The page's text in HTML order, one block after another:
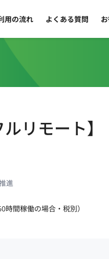
用の流れ よくある質問
ルリモート
進
間稼働の場合・税別）